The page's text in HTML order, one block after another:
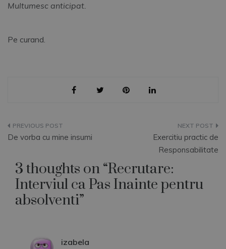
Multumesc anticipat.
Pe curand.
Navigare
articole
De vorba cu mine insumi
Exercitiu practic de
Responsabilitate
3 thoughts on “Recrutare:
Interviul ca Pas Inainte pentru
absolventi”
izabela